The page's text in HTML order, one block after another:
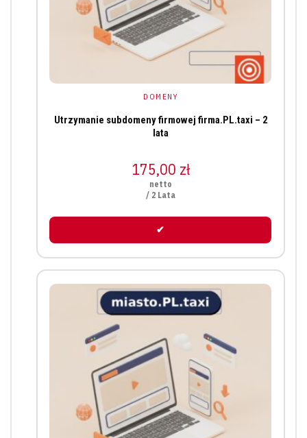
DOMENY
Utrzymanie subdomeny firmowej firma.PL.taxi – 2
lata
175,00 zł
netto
/ 2 Lata
✔